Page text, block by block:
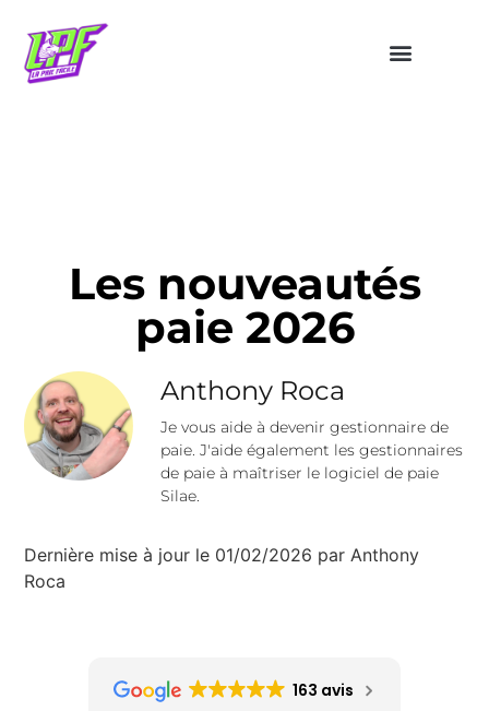
Les nouveautés
paie 2026
Anthony Roca
Je vous aide à devenir gestionnaire de
paie. J'aide également les gestionnaires
de paie à maîtriser le logiciel de paie
Silae.
Dernière mise à jour le 01/02/2026 par Anthony
Roca
163 avis